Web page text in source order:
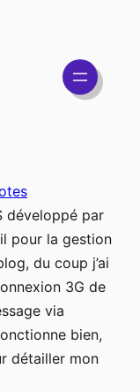
développé par
pour la gestion
du coup j’ai
3G de
via
bien,
détailler mon